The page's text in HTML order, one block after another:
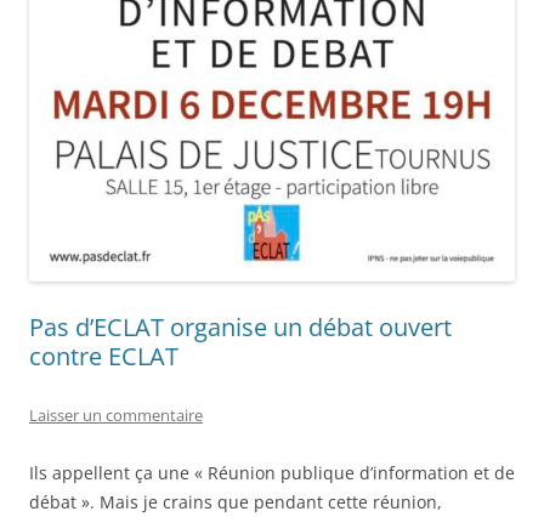
Pas d’ECLAT organise un débat ouvert
contre ECLAT
Laisser un commentaire
Ils appellent ça une « Réunion publique d’information et de
débat ». Mais je crains que pendant cette réunion,